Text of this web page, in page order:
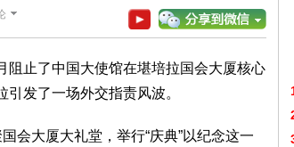
止了中国大使馆在堪培拉国会大厦核心
发了一场外交指责风波。
会大厦大礼堂，举行“庆典”以纪念这一